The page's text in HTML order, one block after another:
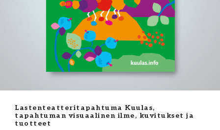
Lastenteatteritapahtuma Kuulas,
tapahtuman visuaalinen ilme, kuvitukset ja
tuotteet